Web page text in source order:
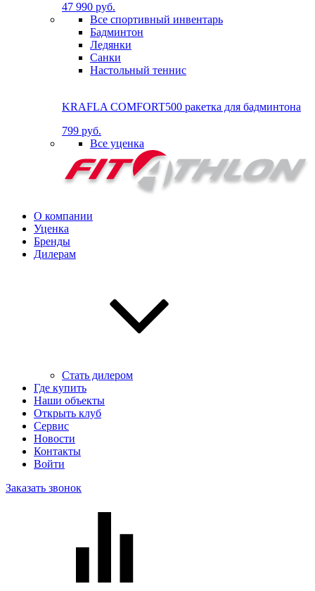
47 990 руб.
Все спортивный инвентарь
Бадминтон
Ледянки
Санки
Настольный теннис
KRAFLA COMFORT500 ракетка для бадминтона
799 руб.
Все уценка
О компании
Уценка
Бренды
Дилерам
Стать дилером
Где купить
Наши объекты
Открыть клуб
Сервис
Новости
Контакты
Войти
Заказать звонок